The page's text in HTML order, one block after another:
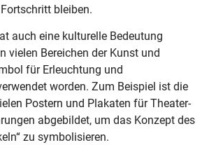
bleiben.
auch eine kulturelle Bedeutung
vielen Bereichen der Kunst und
für Erleuchtung und
worden. Zum Beispiel ist die
Postern und Plakaten für Theater-
abgebildet, um das Konzept des
zu symbolisieren.